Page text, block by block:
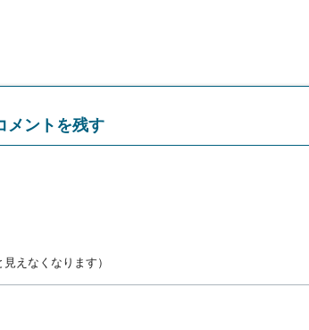
メントを残す
えなくなります）